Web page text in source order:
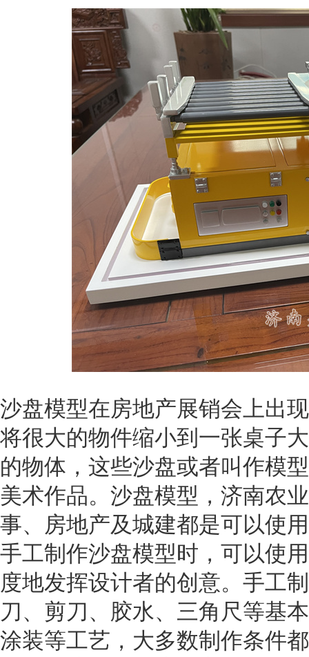
沙盘模型在房地产展销会上出
将很大的物件缩小到一张桌子
的物体，这些沙盘或者叫作模
美术作品。沙盘模型， 济南农
事、房地产及城建都是可以使
手工制作沙盘模型时，可以使
度地发挥设计者的创意。手工
刀、剪刀、胶水、三角尺等基
涂装等工艺，大多数制作条件